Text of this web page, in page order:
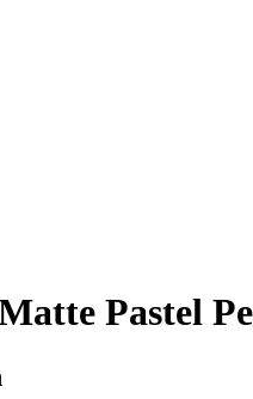
Pastel